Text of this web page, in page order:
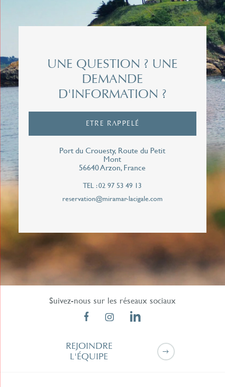
UNE QUESTION ? UNE
DEMANDE
D'INFORMATION ?
ETRE RAPPELÉ
Port du Crouesty, Route du Petit
Mont
56640 Arzon, France
TEL : 02 97 53 49 13
reservation@miramar-lacigale.com
Prénom*
Téléphone*
J'autorise le Miramar La Cigale à me contacter
de façon personnalisée pour répondre à cette
Suivez-nous sur les réseaux sociaux
REJOINDRE
L'ÉQUIPE